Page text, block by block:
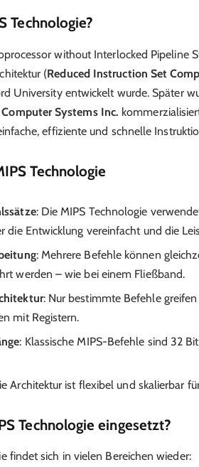
Technologie?
without Interlocked Pipeline
(Reduced Instruction Set
University entwickelt wurde. Später
Systems Inc.
effiziente und schnelle
Technologie
: Die MIPS Technologie
die Entwicklung vereinfacht und die
: Mehrere Befehle können
werden – wie bei einem Fließband.
: Nur bestimmte Befehle
mit Registern.
: Klassische MIPS-Befehle sind 32
Architektur ist flexibel und skalierbar
Technologie eingesetzt?
findet sich in vielen Bereichen wieder: